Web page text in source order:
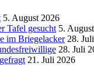
5. August 2026
Tafel gesucht 5.
im Briegelacker 28.
28. Juli
21. Juli 2026